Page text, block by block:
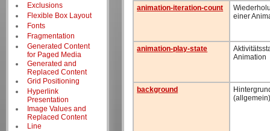
animation-iteration-count
einer
animation-play-state
Animation
background
Exclusions
Flexible Box Layout
Fonts
Fragmentation
Generated Content
for Paged Media
Generated and
Replaced Content
Grid Positioning
Hyperlink
Presentation
Image Values and
Replaced Content
Line